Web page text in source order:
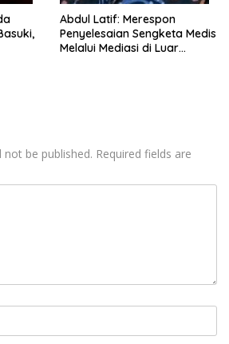
Abdul Latif: Merespon
Penyelesaian Sengketa Medis
Melalui Mediasi di Luar
not be published. Required fields are